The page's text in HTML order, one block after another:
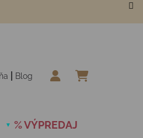
Blog
% VÝPREDAJ